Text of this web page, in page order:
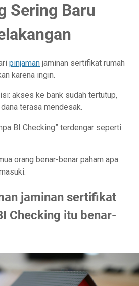
Sering Baru
pinjaman jaminan sertifikat rumah
karena ingin.
akses ke bank sudah tertutup,
terasa mendesak.
BI Checking” terdengar seperti
orang benar-benar paham apa
jaminan sertifikat
Checking itu benar-